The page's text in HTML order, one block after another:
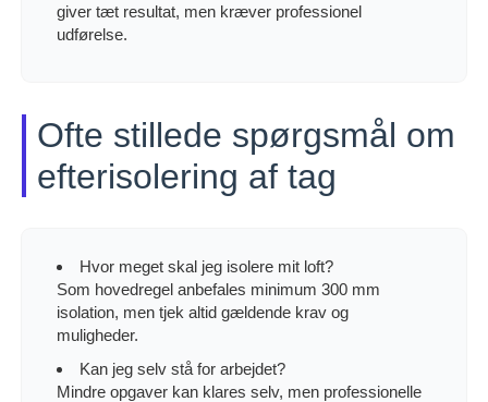
giver tæt resultat, men kræver professionel
udførelse.
Ofte stillede spørgsmål om
efterisolering af tag
Hvor meget skal jeg isolere mit loft?
Som hovedregel anbefales minimum 300 mm
isolation, men tjek altid gældende krav og
muligheder.
Kan jeg selv stå for arbejdet?
Mindre opgaver kan klares selv, men professionelle